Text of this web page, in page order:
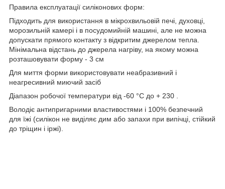
Правила експлуатації силіконових форм:
Підходить для використання в мікрохвильовій печі, духовці,
морозильній камері і в посудомийній машині, але не можна
допускати прямого контакту з відкритим джерелом тепла.
Мінімальна відстань до джерела нагріву, на якому можна
розташовувати форму - 3 см
Для миття форми використовувати неабразивний і
неагресивний миючий засіб
Діапазон робочої температури від -60 °C до + 230 .
Володіє антипригарними властивостями і 100% безпечний
для їжі (силікон не виділяє дим або запахи при випічці, стійкий
до тріщин і іржі).